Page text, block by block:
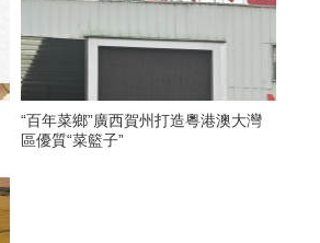
“百年菜鄉”廣西賀州打造粵港澳大灣
區優質“菜籃子”